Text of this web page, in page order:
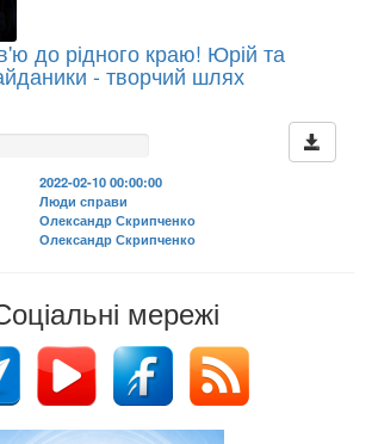
до рідного краю! Юрій та
- творчий шлях
2022-02-10 00:00:00
Люди справи
Олександр Скрипченко
Олександр Скрипченко
мережі